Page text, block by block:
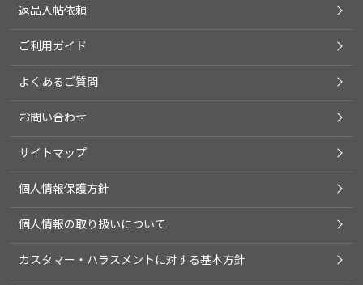
返品入帖依頼
ご利用ガイド
よくあるご質問
お問い合わせ
サイトマップ
個人情報保護方針
個人情報の取り扱いについて
カスタマー・ハラスメントに対する基本方針